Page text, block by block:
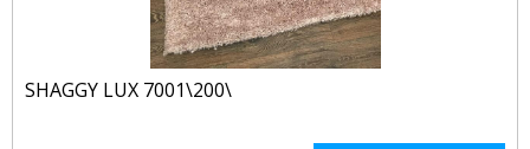
SHAGGY LUX 7001\200\